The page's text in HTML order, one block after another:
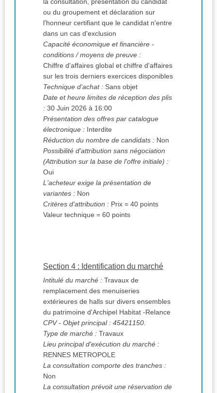
la consultation, présentation du candidat
ou du groupement et déclaration sur
l'honneur certifiant que le candidat n'entre
dans un cas d'exclusion
Capacité économique et financière -
conditions / moyens de preuve :
Chiffre d'affaires global et chiffre d'affaires
sur les trois derniers exercices disponibles
Technique d'achat : Sans objet
Date et heure limites de réception des plis
: 30 Juin 2026 à 16:00
Présentation des offres par catalogue
électronique : Interdite
Réduction du nombre de candidats : Non
Possibilité d'attribution sans négociation
(Attribution sur la base de l'offre initiale) :
Oui
L'acheteur exige la présentation de
variantes : Non
Critères d'attribution : Prix = 40 points
Valeur technique = 60 points
Section 4 : Identification du marché
Intitulé du marché : Travaux de
remplacement des menuiseries
extérieures de halls sur divers ensembles
du patrimoine d'Archipel Habitat -Relance
CPV- Objet principal : 45421150.
Type de marché : Travaux
Lieu principal d'exécution du marché :
RENNES METROPOLE
La consultation comporte des tranches :
Non
La consultation prévoit une réservation de